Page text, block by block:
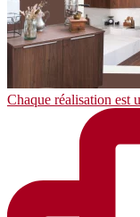
Chaque réalisation est